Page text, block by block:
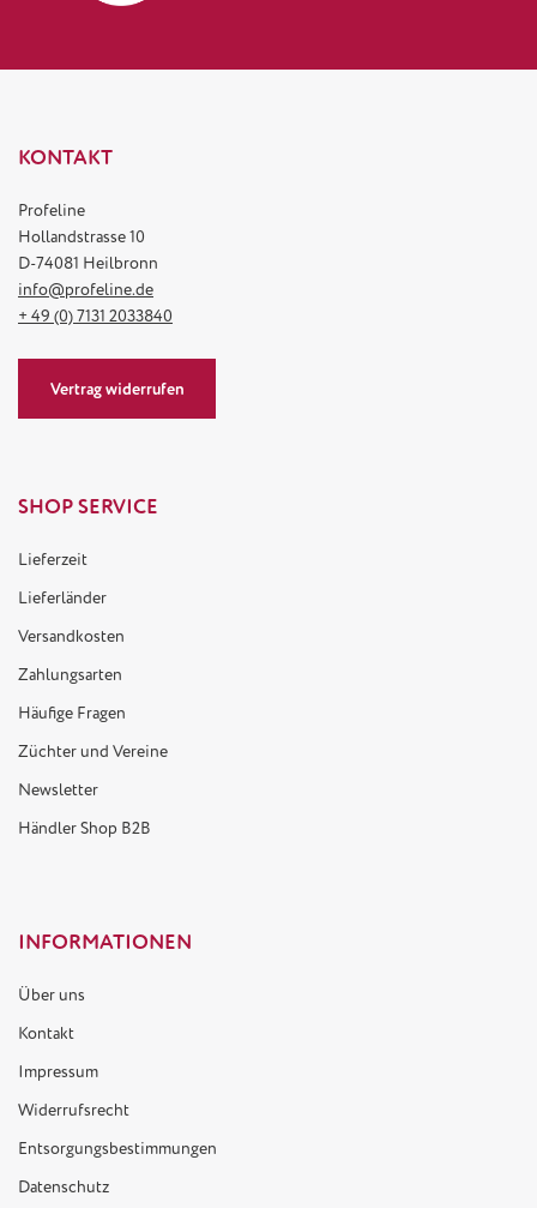
KONTAKT
Profeline
Hollandstrasse 10
D-74081 Heilbronn
info@profeline.de
+ 49 (0) 7131 2033840
Vertrag widerrufen
SHOP SERVICE
Lieferzeit
Lieferländer
Versandkosten
Zahlungsarten
Häufige Fragen
Züchter und Vereine
Newsletter
Händler Shop B2B
INFORMATIONEN
Über uns
Kontakt
Impressum
Widerrufsrecht
Entsorgungsbestimmungen
Datenschutz